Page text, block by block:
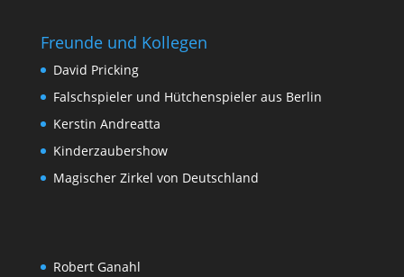
Freunde und Kollegen
David Pricking
Falschspieler und Hütchenspieler aus Berlin
Kerstin Andreatta
Kinderzaubershow
Magischer Zirkel von Deutschland
Robert Ganahl